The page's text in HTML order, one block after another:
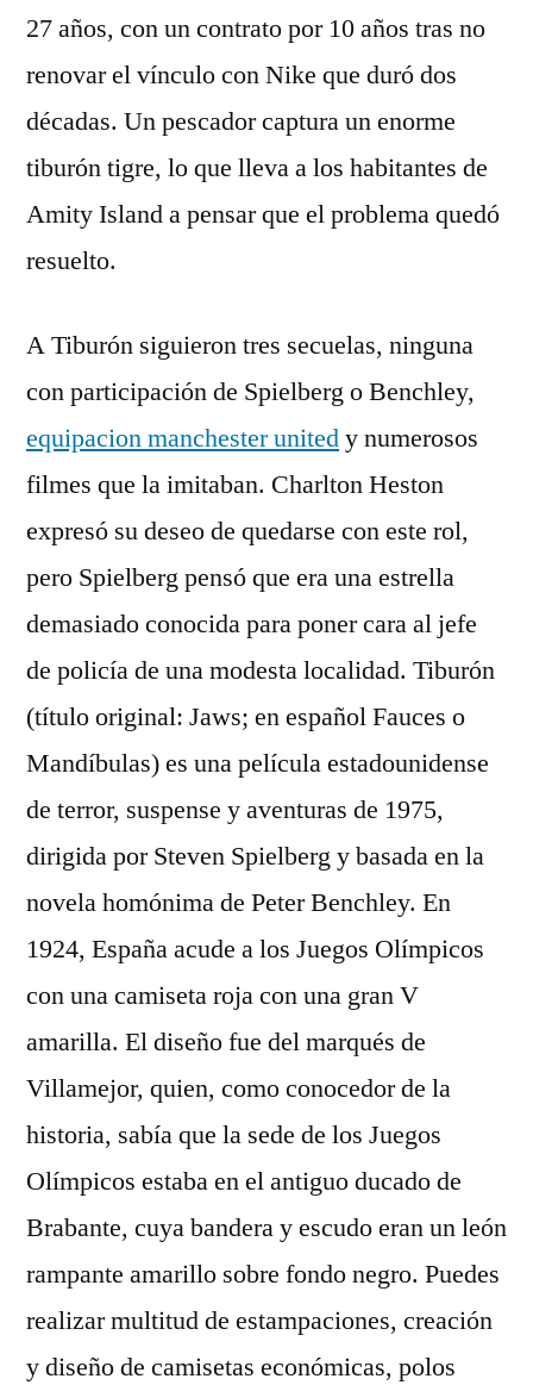
27 años, con un contrato por 10 años tras no
renovar el vínculo con Nike que duró dos
décadas. Un pescador captura un enorme
tiburón tigre, lo que lleva a los habitantes de
Amity Island a pensar que el problema quedó
resuelto.
A Tiburón siguieron tres secuelas, ninguna
con participación de Spielberg o Benchley,
equipacion manchester unitedy numerosos
filmes que la imitaban. Charlton Heston
expresó su deseo de quedarse con este rol,
pero Spielberg pensó que era una estrella
demasiado conocida para poner cara al jefe
de policía de una modesta localidad. Tiburón
(título original: Jaws; en español Fauces o
Mandíbulas) es una película estadounidense
de terror, suspense y aventuras de 1975,
dirigida por Steven Spielberg y basada en la
novela homónima de Peter Benchley. En
1924, España acude a los Juegos Olímpicos
con una camiseta roja con una gran V
amarilla. El diseño fue del marqués de
Villamejor, quien, como conocedor de la
historia, sabía que la sede de los Juegos
Olímpicos estaba en el antiguo ducado de
Brabante, cuya bandera y escudo eran un león
rampante amarillo sobre fondo negro. Puedes
realizar multitud de estampaciones, creación
y diseño de camisetas económicas, polos